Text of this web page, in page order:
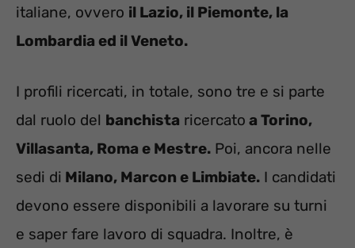
italiane, ovvero il Lazio, il Piemonte, la
Lombardia ed il Veneto.
I profili ricercati, in totale, sono tre e si parte
dal ruolo del banchista ricercato a Torino,
Villasanta, Roma e Mestre. Poi, ancora nelle
sedi di Milano, Marcon e Limbiate. I candidati
devono essere disponibili a lavorare su turni
e saper fare lavoro di squadra. Inoltre, è